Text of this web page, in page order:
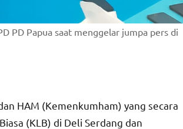
PD Papua saat menggelar jumpa pers di
HAM (Kemenkumham) yang secara
(KLB) di Deli Serdang dan